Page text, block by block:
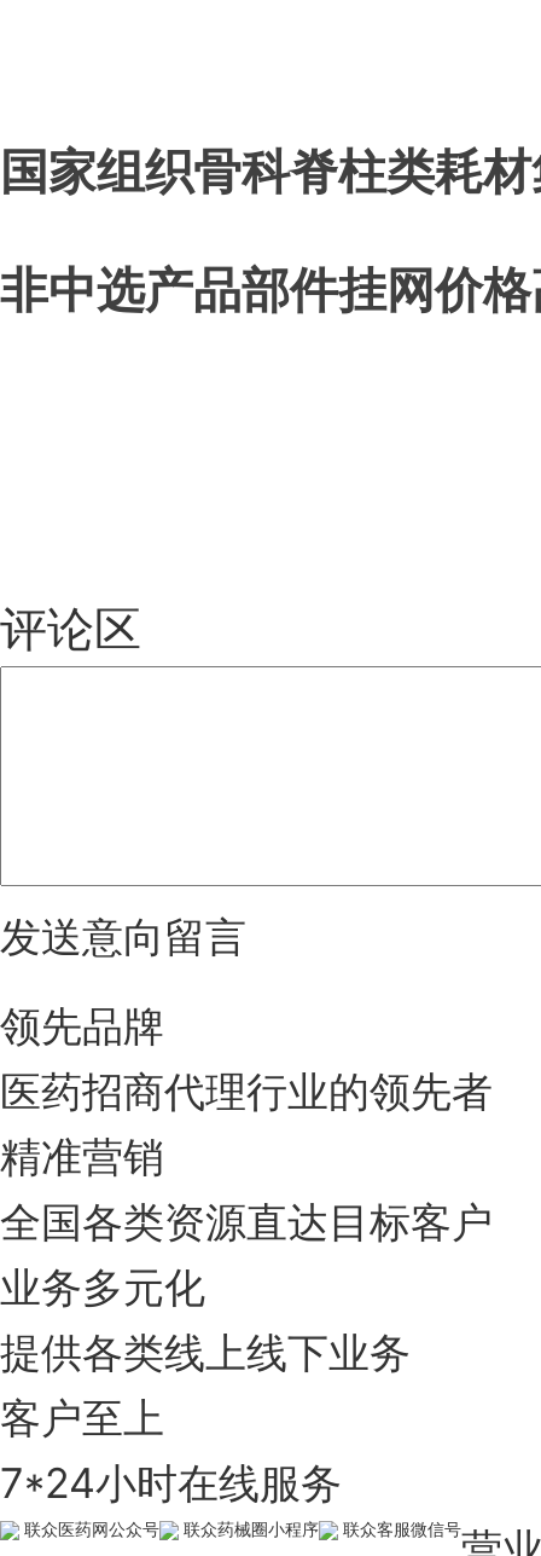
国家组织骨科脊柱类耗
非中选产品部件挂网价
评论区
发送意向留言
领先品牌
医药招商代理行业的领先者
精准营销
全国各类资源直达目标客户
业务多元化
提供各类线上线下业务
客户至上
7*24小时在线服务
联众医药网公众号 联众药械圈小程序 联众客服微信号